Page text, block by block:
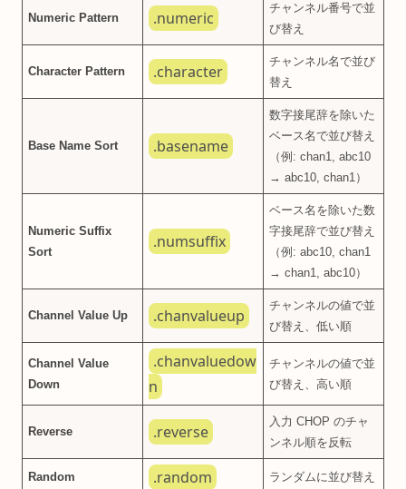
Numeric Pattern .numeric
チャンネル番号で並
び替え
Character Pattern .character
チャンネル名で並び
替え
Base Name Sort .basename
数字接尾辞を除いた
ベース名で並び替え
（例: chan1, abc10
→ abc10, chan1）
Numeric Suffix
Sort
.numsuffix
ベース名を除いた数
字接尾辞で並び替え
（例: abc10, chan1
→ chan1, abc10）
Channel Value Up .chanvalueup
チャンネルの値で並
び替え、低い順
Channel Value
Down
.chanvaluedow
n
チャンネルの値で並
び替え、高い順
Reverse .reverse
入力 CHOP のチャ
ンネル順を反転
Random .random ランダムに並び替え